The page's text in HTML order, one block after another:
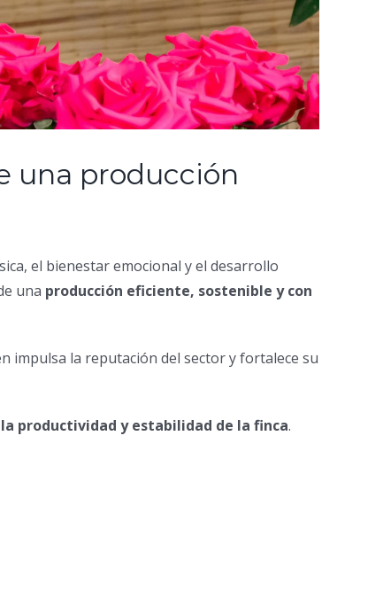
una producción
el bienestar emocional y el desarrollo
una producción eficiente, sostenible y con
impulsa la reputación del sector y fortalece su
productividad y estabilidad de la finca.